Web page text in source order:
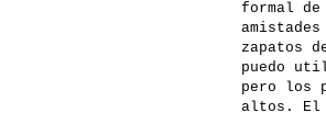
formal
zapatos
puedo
pero los
altos. El